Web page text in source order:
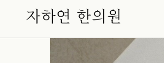
2026 가정의달